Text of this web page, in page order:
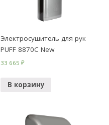
Электросушитель для рук
PUFF 8870C New
33 665₽
В корзину